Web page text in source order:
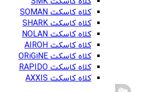
کلاه کاسکت SOMAN
کلاه کاسکت SHARK
کلاه کاسکت NOLAN
کلاه کاسکت AIROH
کلاه کاسکت ORiGiNE
کلاه کاسکت RAPIDO
کلاه کاسکت AXXIS